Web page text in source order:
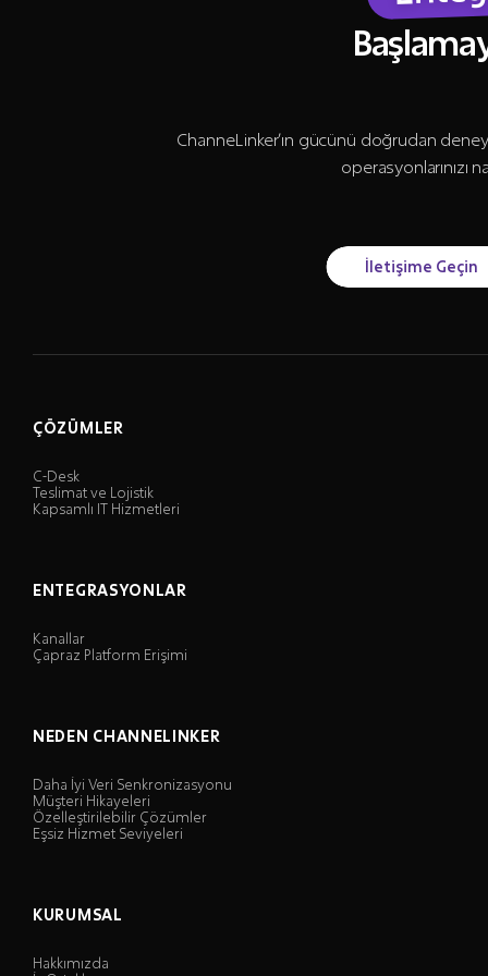
ChanneLinker’ın gücünü doğrudan
operasyonlarınızı
İletişime Geçin
ÇÖZÜMLER
C-Desk
Teslimat ve Lojistik
Kapsamlı IT Hizmetleri
ENTEGRASYONLAR
Kanallar
Çapraz Platform Erişimi
NEDEN CHANNELINKER
Daha İyi Veri Senkronizasyonu
Müşteri Hikayeleri
Özelleştirilebilir Çözümler
Eşsiz Hizmet Seviyeleri
KURUMSAL
Hakkımızda